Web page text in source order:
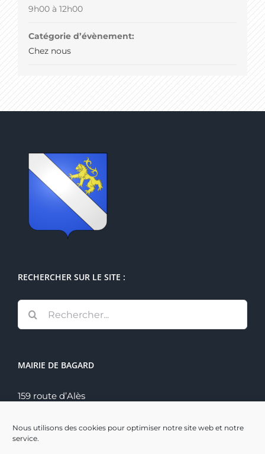
Nous utilisons des cookies pour optimiser notre site web et notre
service.
9h00 à 12h00
Catégorie d’évènement:
Chez nous
RECHERCHER SUR LE SITE :
MAIRIE DE BAGARD
159 route d’Alès
Tél. : 04 66 60 70 22